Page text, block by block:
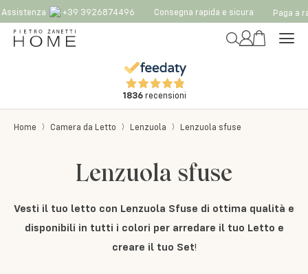
+39 3926874496 Consegna rapida e sicura Paga a
1836recensioni
Home Camera da Letto Lenzuola Lenzuola sfuse
Lenzuola sfuse
Vesti il tuo letto con Lenzuola Sfuse di ottima qualità e
disponibili in tutti i colori per arredare il tuo Letto e
creare il tuo Set!